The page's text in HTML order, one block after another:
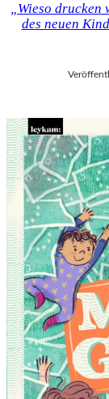
„Wieso drucken
des neuen